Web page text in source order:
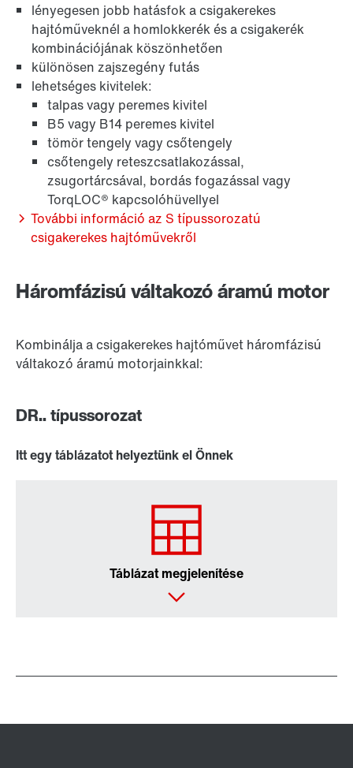
Hosszú távú garancia
lényegesen jobb hatásfok a csigakerekes
hajtóműveknél a homlokkerék és a csigakerék
kombinációjának köszönhetően
különösen zajszegény futás
lehetséges kivitelek:
talpas vagy peremes kivitel
B5 vagy B14 peremes kivitel
tömör tengely vagy csőtengely
csőtengely reteszcsatlakozással,
zsugortárcsával, bordás fogazással vagy
TorqLOC® kapcsolóhüvellyel
További információ az S típussorozatú
csigakerekes hajtóművekről
Háromfázisú váltakozó áramú motor
Kombinálja a csigakerekes hajtóművet háromfázisú
váltakozó áramú motorjainkkal:
DR.. típussorozat
Itt egy táblázatot helyeztünk el Önnek
Táblázat megjelenítése